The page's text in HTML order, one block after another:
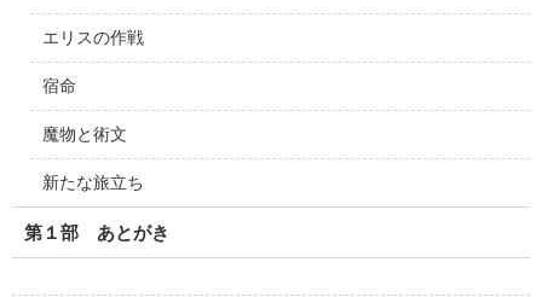
エリスの作戦
宿命
魔物と術文
新たな旅立ち
第１部 あとがき